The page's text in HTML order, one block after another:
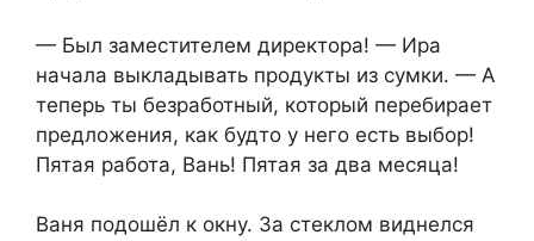
— Был заместителем директора! — Ира
начала выкладывать продукты из сумки. — А
теперь ты безработный, который перебирает
предложения, как будто у него есть выбор!
Пятая работа, Вань! Пятая за два месяца!
Ваня подошёл к окну. За стеклом виднелся